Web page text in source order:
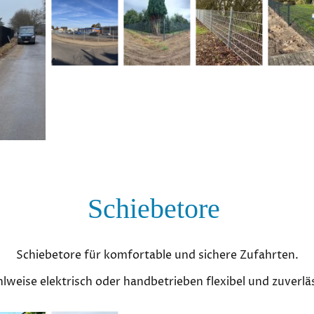
Schiebetore
Schiebetore für komfortable und sichere Zufahrten.
elektrisch oder handbetrieben flexibel und